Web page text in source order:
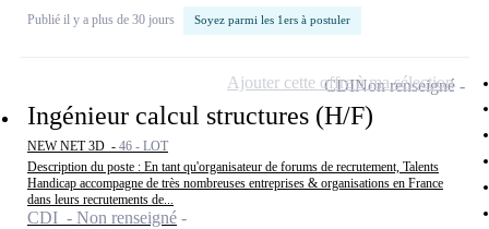
Publié il y a plus de 30 jours Soyez parmi les 1ers à postuler
Ingénieur calcul structures (H/F)
NEW NET 3D - 46 - LOT
Description du poste : En tant qu'organisateur de forums de recrutement, Talents
Handicap accompagne de très nombreuses entreprises & organisations en France
dans leurs recrutements de...
CDI - Non renseigné
CDINon renseigné
Ajouter cette offre à ma sélection